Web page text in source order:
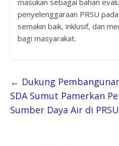
masukan sebagai bahan
penyelenggaraan PRSU
semakin baik, inklusif, dan
bagi masyarakat.
← Dukung
SDA Sumut Pamerkan
Sumber Daya Air di